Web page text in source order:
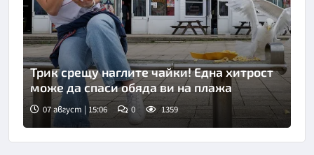
Трик срещу наглите чайки! Една хитрост
може да спаси обяда ви на плажа
07 август | 15:06 0 1359